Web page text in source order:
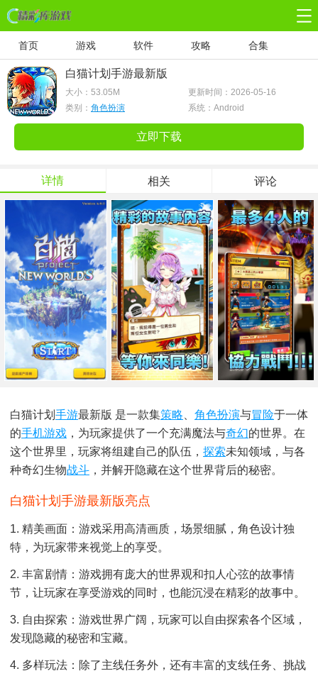
首页 游戏 软件 攻略 合集
白猫计划手游最新版
大小： 53.05M
更新时间：2026-05-16
类别： 角色扮演 系统：Android
立即下载
详情 相关 评论
白猫计划 手游最新版 是一款集策略 角色扮演与冒险于一体
的手机游戏 ，为玩家提供了一个充满魔法与奇幻的世界。在
这个世界里，玩家将组建自己的队伍， 探索未知领域，与各
种奇幻生物战斗 ，并解开隐藏在这个世界背后的秘密。
白猫计划手游最新版亮点
1. 精美画面：游戏采用高清画质，场景细腻，角色设计独
特，为玩家带来视觉上的享受。
2. 丰富剧情：游戏拥有庞大的世界观和扣人心弦的故事情
节，让玩家在享受游戏的同时，也能沉浸在精彩的故事中。
3. 自由探索：游戏世界广阔，玩家可以自由探索各个区域，
发现隐藏的秘密和宝藏。
4. 多样玩法：除了主线任务外，还有丰富的支线任务、挑战